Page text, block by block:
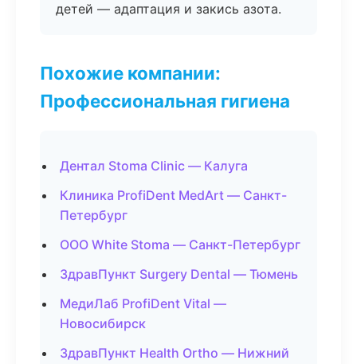
детей — адаптация и закись азота.
Похожие компании:
Профессиональная гигиена
Дентал Stoma Clinic — Калуга
Клиника ProfiDent MedArt — Санкт-
Петербург
ООО White Stoma — Санкт-Петербург
ЗдравПункт Surgery Dental — Тюмень
МедиЛаб ProfiDent Vital —
Новосибирск
ЗдравПункт Health Ortho — Нижний